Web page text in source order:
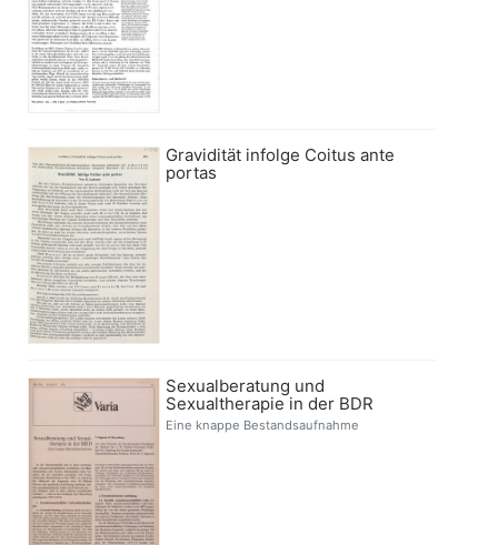
Gravidität infolge Coitus ante
portas
Sexualberatung und
Sexualtherapie in der BDR
Eine knappe Bestandsaufnahme